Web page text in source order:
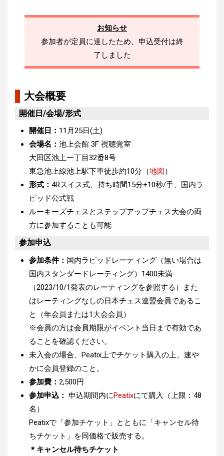
お知らせ
参加者が定員に達したため、申込受付は終
了しました
大会概要
開催日/会場/形式
開催日： 11月25日(土)
会場名： 池上会館 3F 視聴覚室
大田区池上一丁目32番8号
東急池上線池上駅下車徒歩約10分（地図）
形式： 4Rスイス式、持ち時間15分+10秒/手、国内ラ
ピッド公式戦
ルーキーズチェスとステップアップチェス大会の両
方に参加することも可能
参加申込
参加条件： 国内ラピッドレーティング（無い場合は
国内スタンダードレーティング）1400未満
（2023/10/1発表のレーティングを参照する）また
はレーティングなしの日本チェス連盟会員であるこ
と（年会員または1大会会員）
※会員の方は会員期限がイベント当日まで有効であ
ることを確認ください。
未入会の場合、Peatix上でチケット購入の上、速や
かに会員登録のこと。
参加費： 2,500円
参加申込：
申込期間内にPeatixにて購入（上限：48
名）
Peatixで「参加チケット」とともに「キャンセル待
ちチケット」を同価格で販売する。
＊キャンセル待ちチケット